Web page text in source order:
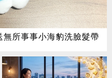
所事事小海豹洗臉髮帶